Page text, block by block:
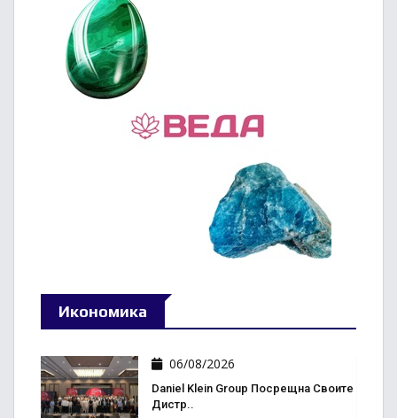
Икономика
06/08/2026
Daniel Klein Group Посрещна Своите
Дистр..